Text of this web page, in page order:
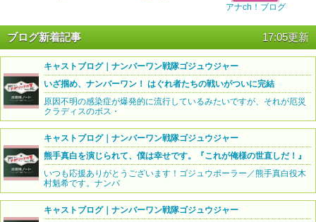
アナch！ブログ
ブログ新着記事 17:05更新
キャストブログ｜ナンバーワン戦隊ゴジュウジャー
いざ掴め、ナンバーワン！ はぐれ者たちの戦いがついに完結
原因不明の感染症が爆発的に流行しているみたいですが、それが厄災
クラディスのボス・
キャストブログ｜ナンバーワン戦隊ゴジュウジャー
熊手真白を演じられて、僕は幸せです。『これが俺様の世直しだ！』
いつも応援ありがとうございます！ゴジュウポーラー／熊手真白役木
村魁希です。ナンバ
キャストブログ｜ナンバーワン戦隊ゴジュウジャー